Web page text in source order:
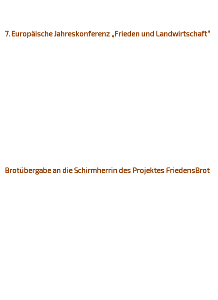
7. Europäische Jahreskonferenz „Frieden und Landwirtschaft“
Brotübergabe an die Schirmherrin des Projektes FriedensBrot